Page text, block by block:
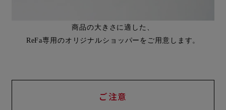
商品の大きさに適した、
ReFa専用のオリジナルショッパーをご用意します。
ご注意